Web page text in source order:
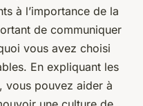
à l’importance de la
de communiquer
vous avez choisi
En expliquant les
vous pouvez aider à